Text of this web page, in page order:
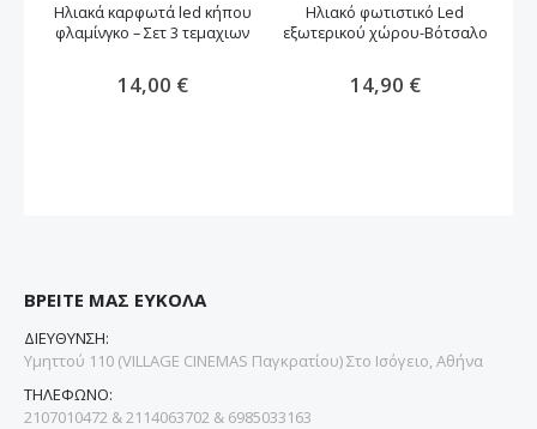
Ηλιακά καρφωτά led κήπου
φλαμίνγκο – Σετ 3 τεμαχιων
14,00 €
Ηλιακό φωτιστικό Led
εξωτερικού χώρου-Βότσαλο
14,90 €
ΒΡΕΙΤΕ ΜΑΣ ΕΥΚΟΛΑ
ΔΙΕΥΘΥΝΣΗ:
Υμηττού 110 (VILLAGE CINEMAS Παγκρατίου) Στο Ισόγειο, Αθήνα
ΤΗΛΕΦΩΝΟ:
2107010472 & 2114063702 & 6985033163